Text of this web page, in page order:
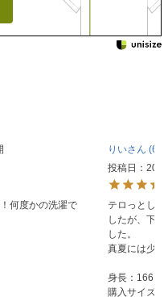
何度かの洗濯で
りい
6
投稿日
テロっとし
したが、下
した。
真夏には少
身長：166
購入サイズ：